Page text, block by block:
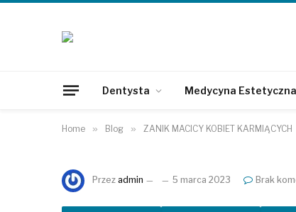
Dentysta Medycyna Estetyczna
Home » Blog » ZANIK MACICY KOBIET KARMIĄCYCH
Przez admin 5 marca 2023 Brak